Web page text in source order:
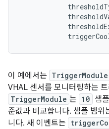
이 예에서는 TriggerModule
VHAL 센서를 모니터링하는
TriggerModule 는 10 샘
준값과 비교합니다. 샘플 범위
니다. 새 이벤트는